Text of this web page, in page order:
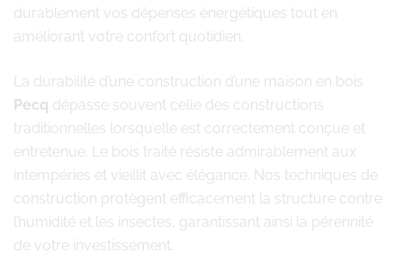
durablement vos dépenses énergétiques tout en
améliorant votre confort quotidien.
La durabilité d’une construction d’une maison en bois
Pecq dépasse souvent celle des constructions
traditionnelles lorsqu’elle est correctement conçue et
entretenue. Le bois traité résiste admirablement aux
intempéries et vieillit avec élégance. Nos techniques de
construction protègent efficacement la structure contre
l’humidité et les insectes, garantissant ainsi la pérennité
de votre investissement.